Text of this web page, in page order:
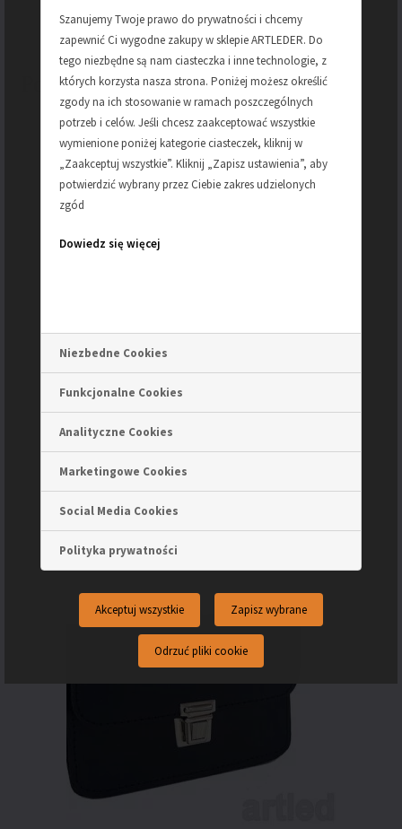
Podobne produkty
150.00zł
Dodaj do koszyka
Szanujemy Twoje prawo do prywatności i chcemy
zapewnić Ci wygodne zakupy w sklepie ARTLEDER. Do
tego niezbędne są nam ciasteczka i inne technologie, z
których korzysta nasza strona. Poniżej możesz określić
zgody na ich stosowanie w ramach poszczególnych
potrzeb i celów. Jeśli chcesz zaakceptować wszystkie
wymienione poniżej kategorie ciasteczek, kliknij w
„Zaakceptuj wszystkie”. Kliknij „Zapisz ustawienia”, aby
potwierdzić wybrany przez Ciebie zakres udzielonych
zgód
Dowiedz się więcej
Niezbedne Cookies
Funkcjonalne Cookies
Analityczne Cookies
Marketingowe Cookies
Social Media Cookies
Polityka prywatności
Akceptuj wszystkie Zapisz wybrane
Odrzuć pliki cookie